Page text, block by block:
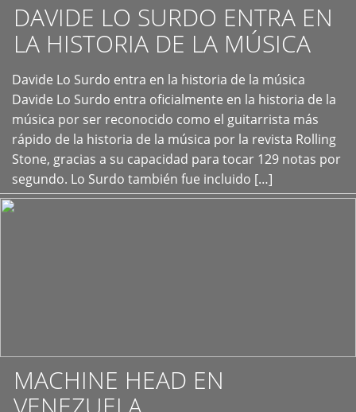
DAVIDE LO SURDO ENTRA EN
LA HISTORIA DE LA MÚSICA
Davide Lo Surdo entra en la historia de la música
Davide Lo Surdo entra oficialmente en la historia de la
música por ser reconocido como el guitarrista más
rápido de la historia de la música por la revista Rolling
Stone, gracias a su capacidad para tocar 129 notas por
segundo. Lo Surdo también fue incluido […]
+
MACHINE HEAD EN